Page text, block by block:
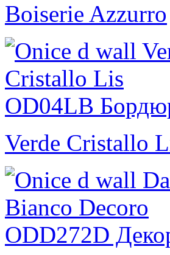
Boiserie Azzurro
Verde Cristallo